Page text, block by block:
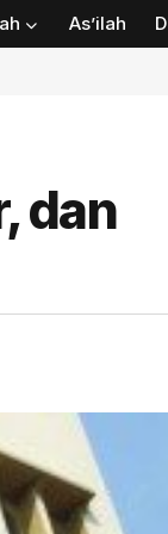
As’ilah
dan